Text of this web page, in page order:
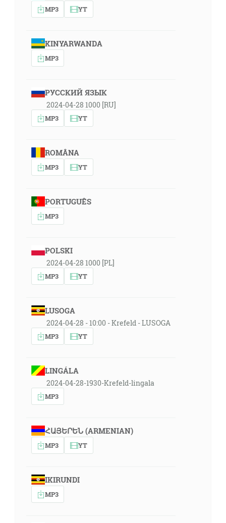
MP3 YT
KINYARWANDA
MP3
РУССКИЙ ЯЗЫК
2024-04-28 1000 [RU]
MP3 YT
ROMÂNA
MP3 YT
PORTUGUÊS
MP3
POLSKI
2024-04-28 1000 [PL]
MP3 YT
LUSOGA
2024-04-28 - 10:00 - Krefeld - LUSOGA
MP3 YT
LINGÁLA
2024-04-28-1930-Krefeld-lingala
MP3
ՀԱՅԵՐԵՆ (ARMENIAN)
MP3 YT
IKIRUNDI
MP3